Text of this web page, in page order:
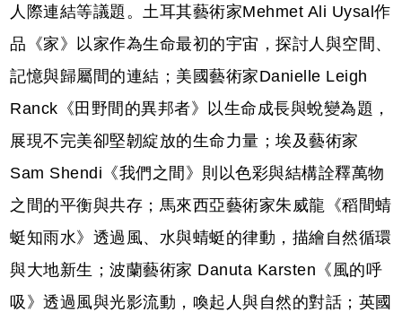
人際連結等議題。土耳其藝術家Mehmet Ali Uysal作
品《家》以家作為生命最初的宇宙，探討人與空間、
記憶與歸屬間的連結；美國藝術家Danielle Leigh
Ranck《田野間的異邦者》以生命成長與蛻變為題，
展現不完美卻堅韌綻放的生命力量；埃及藝術家
Sam Shendi《我們之間》則以色彩與結構詮釋萬物
之間的平衡與共存；馬來西亞藝術家朱威龍《稻間蜻
蜓知雨水》透過風、水與蜻蜓的律動，描繪自然循環
與大地新生；波蘭藝術家 Danuta Karsten《風的呼
吸》透過風與光影流動，喚起人與自然的對話；英國